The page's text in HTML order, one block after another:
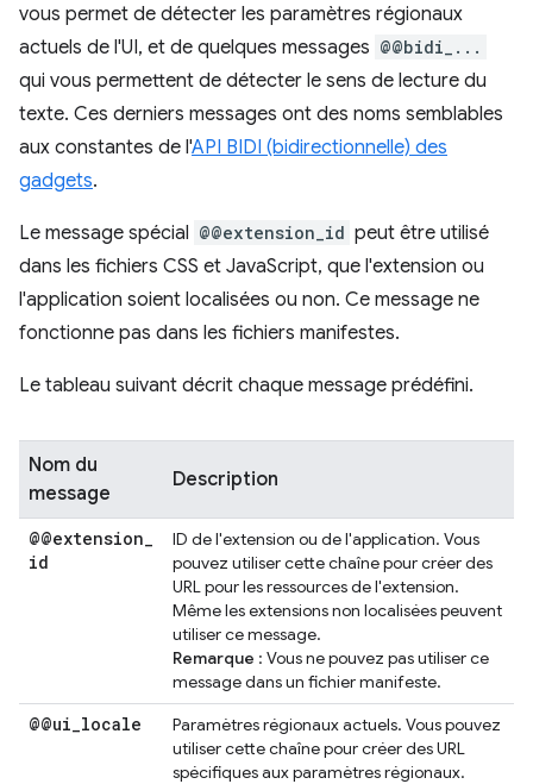
vous permet de détecter les paramètres régionaux
actuels de l'UI, et de quelques messages @@bidi_...
qui vous permettent de détecter le sens de lecture du
texte. Ces derniers messages ont des noms semblables
aux constantes de l'API BIDI (bidirectionnelle) des
gadgets.
Le message spécial @@extension_id peut être utilisé
dans les fichiers CSS et JavaScript, que l'extension ou
l'application soient localisées ou non. Ce message ne
fonctionne pas dans les fichiers manifestes.
Le tableau suivant décrit chaque message prédéfini.
Nom du
message
Description
@@extension
id
ID de l'extension ou de l'application. Vous
pouvez utiliser cette chaîne pour créer des
URL pour les ressources de l'extension.
Même les extensions non localisées peuvent
utiliser ce message.
Remarque : Vous ne pouvez pas utiliser ce
message dans un fichier manifeste.
@@ui locale
Paramètres régionaux actuels. Vous pouvez
utiliser cette chaîne pour créer des URL
spécifiques aux paramètres régionaux.